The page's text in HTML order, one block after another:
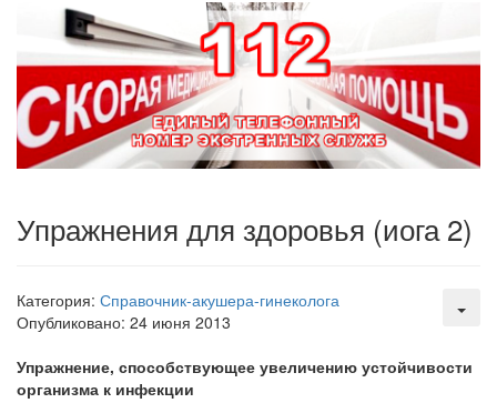
Зарплата врачей в 2018 году превысит средний доход
россиян в два раза
Глава Минздрава РФ
Вероника Скворцова
опровергла
сообщение о падении
доходов медицинских
работников в
встрече с журналистами ведущих...
Местная анестезия развивает кардиотоксичность
Федеральная служба по
здравоохранения озвучила
тревожную статистику. Она
Упражнения для здоровья (иога 2)
Категория: Справочник-акушера-гинеколога
Опубликовано: 24 июня 2013
Упражнение, способствующее увеличению устойчивости
организма к инфекции